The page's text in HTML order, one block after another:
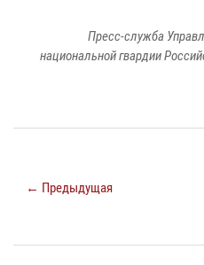
Пресс-служба
национальной гвардии
← Предыдущая